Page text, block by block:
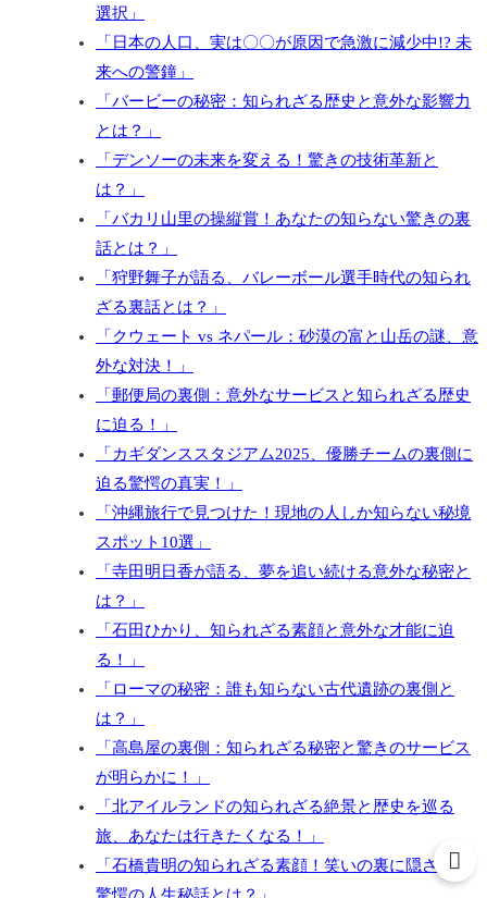
選択」
「日本の人口、実は〇〇が原因で急激に減少中!? 未
来への警鐘」
「バービーの秘密：知られざる歴史と意外な影響力
とは？」
「デンソーの未来を変える！驚きの技術革新と
は？」
「バカリ山里の操縦賞！あなたの知らない驚きの裏
話とは？」
「狩野舞子が語る、バレーボール選手時代の知られ
ざる裏話とは？」
「クウェート vs ネパール：砂漠の富と山岳の謎、意
外な対決！」
「郵便局の裏側：意外なサービスと知られざる歴史
に迫る！」
「カギダンススタジアム2025、優勝チームの裏側に
迫る驚愕の真実！」
「沖縄旅行で見つけた！現地の人しか知らない秘境
スポット10選」
「寺田明日香が語る、夢を追い続ける意外な秘密と
は？」
「石田ひかり、知られざる素顔と意外な才能に迫
る！」
「ローマの秘密：誰も知らない古代遺跡の裏側と
は？」
「高島屋の裏側：知られざる秘密と驚きのサービス
が明らかに！」
「北アイルランドの知られざる絶景と歴史を巡る
旅、あなたは行きたくなる！」
「石橋貴明の知られざる素顔！笑いの裏に隠された
驚愕の人生秘話とは？」
